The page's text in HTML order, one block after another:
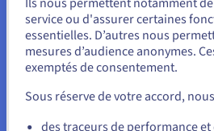
FLEXIBILITÉ
Vous semblez être
Unis.
Pour commander, rendez-vous sur le
Allez sur le site États-Unis
service ou d'assurer certaines
essentielles. D’autres nous
mesures d’audience anonymes.
exemptés de consentement.
Sous réserve de votre accord,
des traceurs de performance